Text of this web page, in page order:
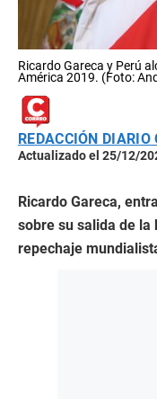
Ricardo Gareca y Perú
América 2019. (Foto:
REDACCIÓN DIARIO
Actualizado el 25/12/
Ricardo Gareca,
sobre su salida de la
repechaje